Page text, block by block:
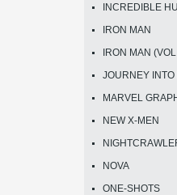
INCREDIBLE
IRON MAN
IRON MAN
JOURNEY
MARVEL
NEW X-MEN
NOVA
ONE-SHOTS